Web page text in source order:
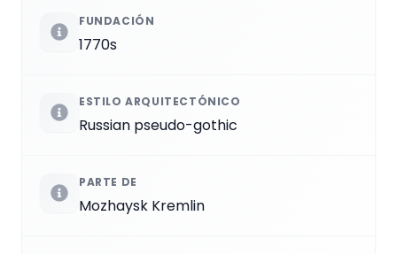
FUNDACIÓN
1770s
ESTILO ARQUITECTÓNICO
Russian pseudo-gothic
PARTE DE
Mozhaysk Kremlin